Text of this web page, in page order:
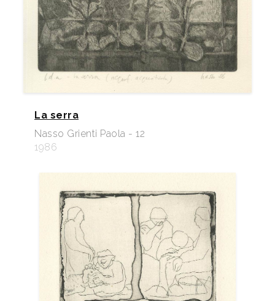
La serra
Nasso Grienti Paola - 12
1986